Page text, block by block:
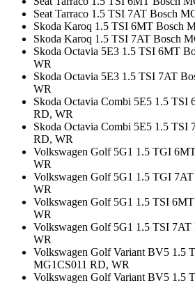
Seat Tarraco 1.5 TSI 7AT Bosch
Skoda Karoq 1.5 TSI 6MT Bosch
Skoda Karoq 1.5 TSI 7AT Bosch
Skoda Octavia 5E3 1.5 TSI 6MT
WR
Skoda Octavia 5E3 1.5 TSI 7AT
WR
Skoda Octavia Combi 5E5 1.5 TSI
RD, WR
Skoda Octavia Combi 5E5 1.5 TSI
RD, WR
Volkswagen Golf 5G1 1.5 TGI
WR
Volkswagen Golf 5G1 1.5 TGI
WR
Volkswagen Golf 5G1 1.5 TSI
WR
Volkswagen Golf 5G1 1.5 TSI
WR
Volkswagen Golf Variant BV5 1.5
MG1CS011 RD, WR
Volkswagen Golf Variant BV5 1.5